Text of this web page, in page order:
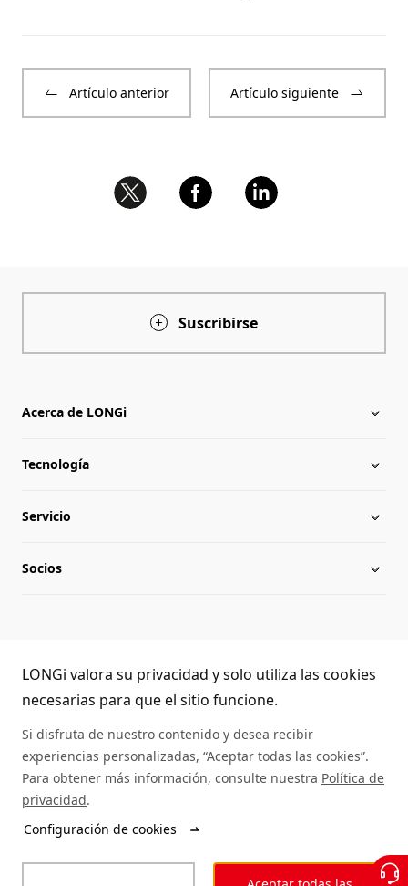
Artículo anterior Artículo siguiente
Suscribirse
Acerca de LONGi
Acerca de LONGi
Hitos
Globalización
Sostenibilidad
Mapa del sitio
Tecnología
Novedades
Servicio
Descargar
Aplicaciones
Servicio de asistencia
Búsqueda de distribuidores
Socios
(+86) 4008 601012
LONGi valora su privacidad y solo utiliza las cookies
necesarias para que el sitio funcione.
Si disfruta de nuestro contenido y desea recibir
experiencias personalizadas, “Aceptar todas las cookies”.
Para obtener más información, consulte nuestra Política de
privacidad.
Configuración de cookies